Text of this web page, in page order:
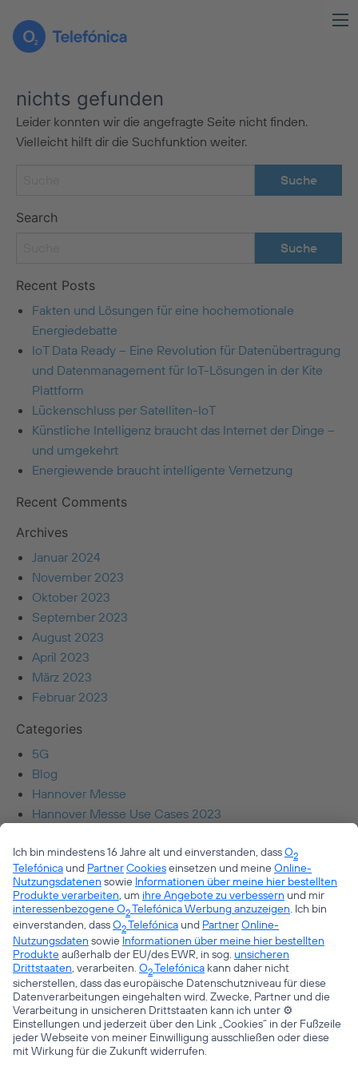
nichts gefunden
Leider konnten wir die angefragte Seite nicht finden.
Vielleicht hilft dir die Suchfunktion weiter.
Search
Recent Posts
Fakten und Lösungen für eine hochemotionale
Energiedebatte
IoT Data Ready – Eine Revolution für Datenübertragung
und Datenmanagement für IoT-Lösungen in der Kite
Plattform
Lückenschluss per Satelliten-IoT
Künstliche Intelligenz braucht das Internet der Dinge –
und umgekehrt
Energiewende braucht intelligente Vernetzung
Recent Comments
Archives
Januar 2024
November 2023
Oktober 2023
September 2023
August 2023
April 2023
März 2023
Februar 2023
Categories
5G
Blog
Hannover Messe
Hannover Messe Use Cases 2023
Meta
Anmelden
Eintrags-Feed
Kommentar-Feed
WordPress.org
© Telefónica Germany GmbH & Co. OHG
Kontakt
Impressum